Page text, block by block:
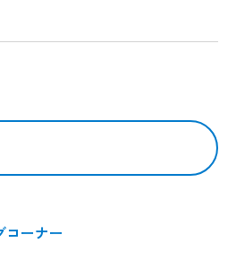
コーナー